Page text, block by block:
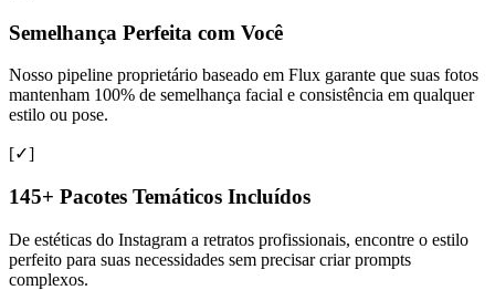
Semelhança Perfeita com Você
Nosso pipeline proprietário baseado em Flux garante que suas fotos
mantenham 100% de semelhança facial e consistência em qualquer
estilo ou pose.
[✓]
145+ Pacotes Temáticos Incluídos
De estéticas do Instagram a retratos profissionais, encontre o estilo
perfeito para suas necessidades sem precisar criar prompts
complexos.